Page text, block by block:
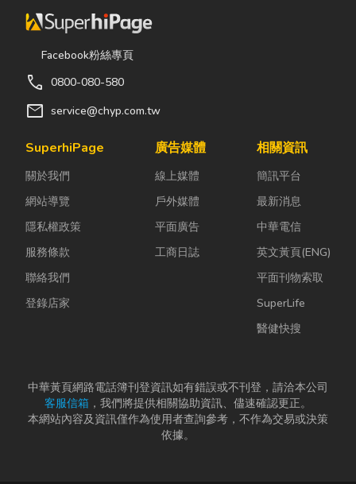
台菜餐廳更能
展現台東的人
情味與飲食文
庭聚餐、朋友
聚會、公司聚
團體用餐，都
又充滿在地特
色的...
是最快速心較
的原理及建議
置。 工廠排風
扇｜改善溫度
的原理 ...
為證券公司的
行的有價證券
貸款，以...
Facebook粉絲專頁
call 0800-080-580
mail service@chyp.com.tw
SuperhiPage
關於我們
網站導覽
隱私權政策
服務條款
聯絡我們
登錄店家
廣告媒體
線上媒體
戶外媒體
平面廣告
工商日誌
相關資訊
簡訊平台
最新消息
中華電信
英文黃頁(ENG)
平面刊物索取
SuperLife
醫健快搜
中華黃頁網路電話簿刊登資訊如有錯誤或不刊登，請洽本公司
客服信箱 ，我們將提供相關協助資訊、儘速確認更正。
本網站內容及資訊僅作為使用者查詢參考，不作為交易或決策
依據。